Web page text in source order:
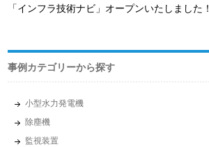
事例カテゴリーから探す
小型水力発電機
除塵機
監視装置
「インフラ技術ナビ」オープンいたしました！